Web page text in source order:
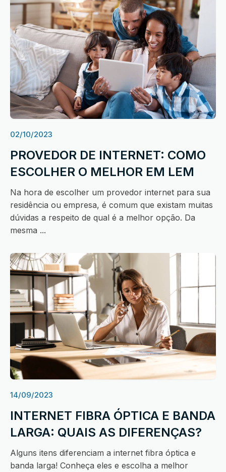
02/10/2023
PROVEDOR DE INTERNET: COMO
ESCOLHER O MELHOR EM LEM
Na hora de escolher um provedor internet para sua
residência ou empresa, é comum que existam muitas
dúvidas a respeito de qual é a melhor opção. Da
mesma ...
14/09/2023
INTERNET FIBRA ÓPTICA E BANDA
LARGA: QUAIS AS DIFERENÇAS?
Alguns itens diferenciam a internet fibra óptica e
banda larga! Conheça eles e escolha a melhor